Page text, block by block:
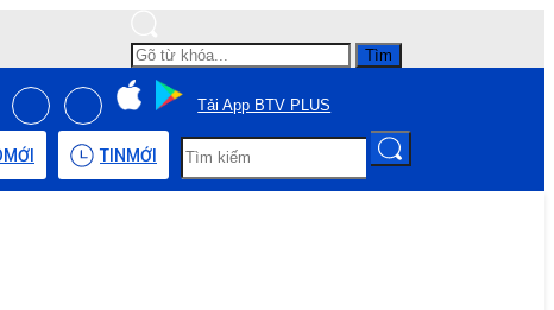
Tìm
Tải App BTV PLUS
MỚI TIN MỚI